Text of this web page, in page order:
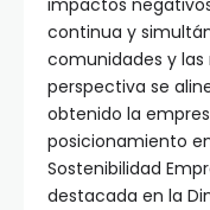
impactos
continua y
comunidades y las
perspectiva se
obtenido la
posicionamiento
Sostenibilidad
destacada en la